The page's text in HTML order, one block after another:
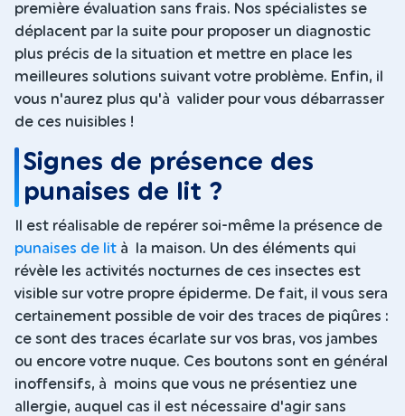
première évaluation sans frais. Nos spécialistes se
déplacent par la suite pour proposer un diagnostic
plus précis de la situation et mettre en place les
meilleures solutions suivant votre problème. Enfin, il
vous n'aurez plus qu'à valider pour vous débarrasser
de ces nuisibles !
Signes de présence des
punaises de lit ?
Il est réalisable de repérer soi-même la présence de
punaises de lit à la maison. Un des éléments qui
révèle les activités nocturnes de ces insectes est
visible sur votre propre épiderme. De fait, il vous sera
certainement possible de voir des traces de piqûres :
ce sont des traces écarlate sur vos bras, vos jambes
ou encore votre nuque. Ces boutons sont en général
inoffensifs, à moins que vous ne présentiez une
allergie, auquel cas il est nécessaire d'agir sans